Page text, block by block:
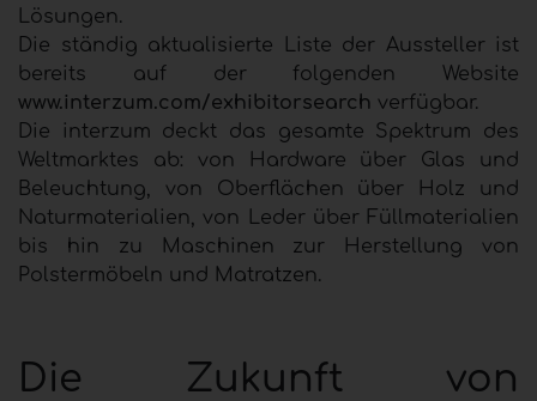
Lösungen.
Die ständig aktualisierte Liste der Aussteller ist
bereits auf der folgenden Website
www.interzum.com/exhibitorsearch verfügbar.
Die interzum deckt das gesamte Spektrum des
Weltmarktes ab: von Hardware über Glas und
Beleuchtung, von Oberflächen über Holz und
Naturmaterialien, von Leder über Füllmaterialien
bis hin zu Maschinen zur Herstellung von
Polstermöbeln und Matratzen.
Die Zukunft von